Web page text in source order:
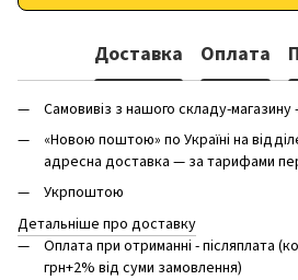
Доставка Оплата
Самовивіз з нашого складу-
«Новою поштою» по Україні на
адресна доставка — за тарифами
Укрпоштою
Детальніше про доставку
Оплата при отриманні - післяплата
грн+2% від суми замовлення)